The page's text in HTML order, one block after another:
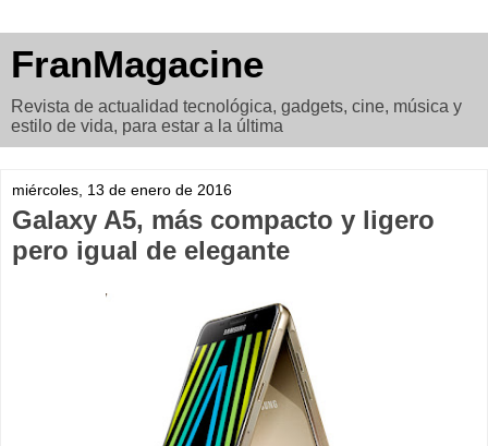
FranMagacine
Revista de actualidad tecnológica, gadgets, cine, música y
estilo de vida, para estar a la última
miércoles, 13 de enero de 2016
Galaxy A5, más compacto y ligero
pero igual de elegante